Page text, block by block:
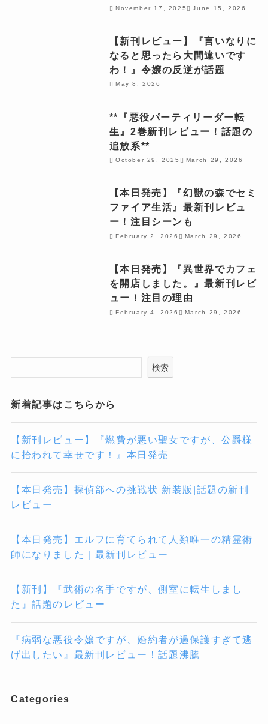
November 17, 2025 June 15, 2026
【新刊レビュー】『言いなりに
なると思ったら大間違いです
わ！』令嬢の反逆が話題
May 8, 2026
**『悪役パーティリーダー転
生』2巻新刊レビュー！話題の
追放系**
October 29, 2025 March 29, 2026
【本日発売】『幻獣の森でセミ
ファイア生活』最新刊レビュ
ー！注目シーンも
February 2, 2026 March 29, 2026
【本日発売】『異世界でカフェ
を開店しました。』最新刊レビ
ュー！注目の理由
February 4, 2026 March 29, 2026
検索
新着記事はこちらから
【新刊レビュー】『燃費が悪い聖女ですが、公爵様
に拾われて幸せです！』本日発売
【本日発売】探偵部への挑戦状 新装版|話題の新刊
レビュー
【本日発売】エルフに育てられて人類唯一の精霊術
師になりました｜最新刊レビュー
【新刊】『武術の名手ですが、側室に転生しまし
た』話題のレビュー
『病弱な悪役令嬢ですが、婚約者が過保護すぎて逃
げ出したい』最新刊レビュー！話題沸騰
Categories